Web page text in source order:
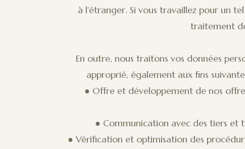
à l'étranger. Si vous travaillez pour un
traitement
En outre, nous traitons vos données
approprié, également aux fins
● Offre et développement de nos
● Communication avec des tiers et
● Vérification et optimisation des